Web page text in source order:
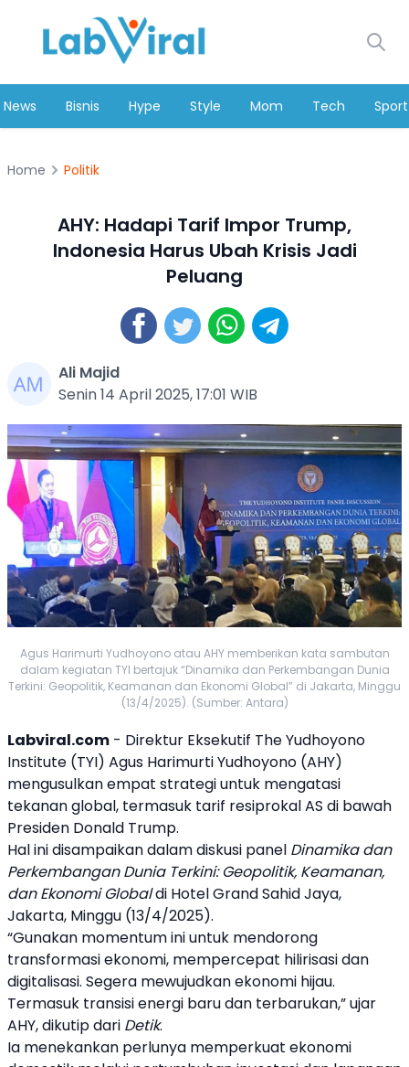
News Bisnis Hype Style Mom Tech Sport
Home Politik
AHY: Hadapi Tarif Impor Trump,
Indonesia Harus Ubah Krisis Jadi
Peluang
Ali Majid
Senin 14 April 2025, 17:01 WIB
Agus Harimurti Yudhoyono atau AHY memberikan kata sambutan
dalam kegiatan TYI bertajuk “Dinamika dan Perkembangan Dunia
Terkini: Geopolitik, Keamanan dan Ekonomi Global” di Jakarta, Minggu
(13/4/2025). (Sumber: Antara)
Labviral.com - Direktur Eksekutif The Yudhoyono
Institute (TYI) Agus Harimurti Yudhoyono (AHY)
mengusulkan empat strategi untuk mengatasi
tekanan global, termasuk tarif resiprokal AS di bawah
Presiden Donald Trump.
Hal ini disampaikan dalam diskusi panel Dinamika dan
Perkembangan Dunia Terkini: Geopolitik, Keamanan,
dan Ekonomi Globaldi Hotel Grand Sahid Jaya,
Jakarta, Minggu (13/4/2025).
“Gunakan momentum ini untuk mendorong
transformasi ekonomi, mempercepat hilirisasi dan
digitalisasi. Segera mewujudkan ekonomi hijau.
Termasuk transisi energi baru dan terbarukan,” ujar
AHY, dikutip dari Detik.
Ia menekankan perlunya memperkuat ekonomi